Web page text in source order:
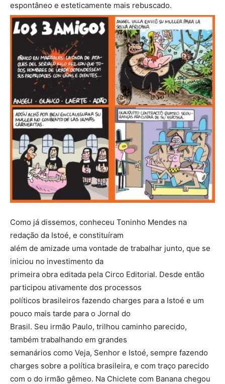
espontâneo e esteticamente mais rebuscado.
Como já dissemos, conheceu Toninho Mendes na
redação da Istoé, e constituíram
além de amizade uma vontade de trabalhar junto, que se
iniciou no investimento da
primeira obra editada pela Circo Editorial. Desde então
participou ativamente dos processos
políticos brasileiros fazendo charges para a Istoé e um
pouco mais tarde para o Jornal do
Brasil. Seu irmão Paulo, trilhou caminho parecido,
também trabalhando em grandes
semanários como Veja, Senhor e Istoé, sempre fazendo
charges sobre a política brasileira, e com traço parecido
com o do irmão gêmeo. Na Chiclete com Banana chegou